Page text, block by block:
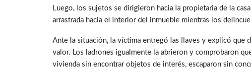
Luego, los sujetos se dirigieron hacia la propietaria de la
arrastrada hacia el interior del inmueble mientras los
Ante la situación, la víctima entregó las llaves y explicó que
valor. Los ladrones igualmente la abrieron y comprobaron
vivienda sin encontrar objetos de interés, escaparon sin